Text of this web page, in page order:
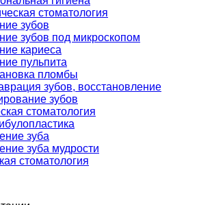
стоматология
зубов
зубов под микроскопом
кариеса
пульпита
пломбы
зубов, восстановление
зубов
стоматология
зуба
зуба мудрости
стоматология